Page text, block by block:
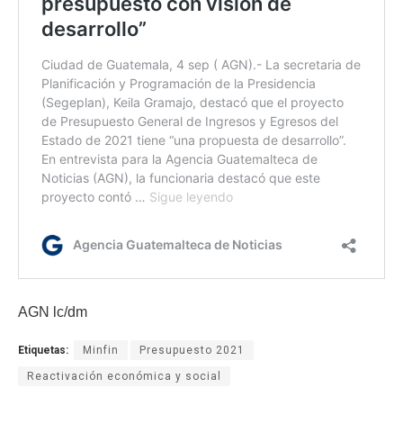
AGN lc/dm
Etiquetas: Minfin Presupuesto 2021
Reactivación económica y social